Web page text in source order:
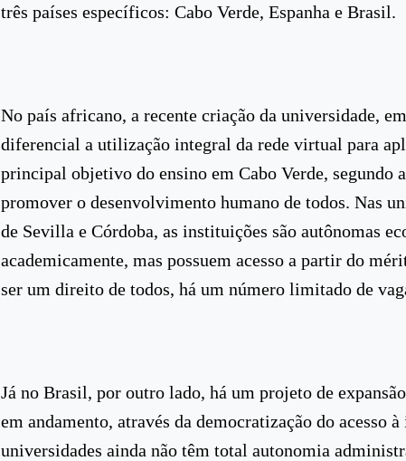
três países específicos: Cabo Verde, Espanha e Brasil.
No país africano, a recente criação da universidade,
diferencial a utilização integral da rede virtual para
principal objetivo do ensino em Cabo Verde, segundo
promover o desenvolvimento humano de todos. Nas
de Sevilla e Córdoba, as instituições são autônomas
academicamente, mas possuem acesso a partir do
ser um direito de todos, há um número limitado de
Já no Brasil, por outro lado, há um projeto de
em andamento, através da democratização do acesso
universidades ainda não têm total autonomia